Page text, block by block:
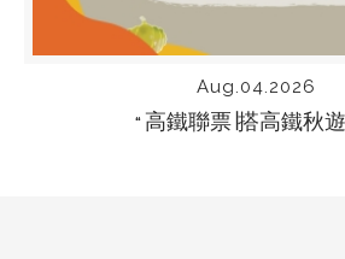
Aug.04.2026
“ 高鐵聯票∣搭高鐵秋